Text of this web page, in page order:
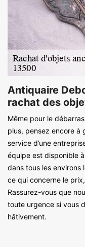
Antiquaire
rachat des
Même pour le
plus, pensez encore à
service d’une
équipe est disponible
dans tous les environs
ce qui concerne le
Rassurez-vous que
toute urgence si vous
hâtivement.